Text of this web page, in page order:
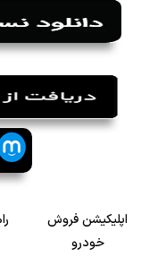
اپلیکیشن فروش
خودرو